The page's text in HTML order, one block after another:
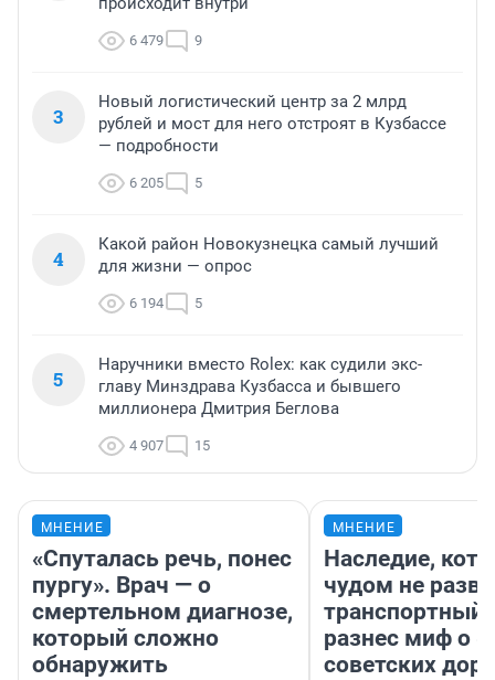
6 479 9
3
Новый логистический центр за 2 млрд
рублей и мост для него отстроят в Кузбассе
— подробности
6 205 5
4
Какой район Новокузнецка самый лучший
для жизни — опрос
6 194 5
5
Наручники вместо Rolex: как судили экс-
главу Минздрава Кузбасса и бывшего
миллионера Дмитрия Беглова
4 907 15
МНЕНИЕ
«Спуталась речь, понес
пургу». Врач — о
смертельном диагнозе,
который сложно
обнаружить
МНЕНИЕ
Наследие,
чудом не
транспортный
разнес миф о
советских